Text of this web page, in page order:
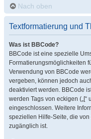
Nach oben
Textformatierung und
Was ist BBCode?
BBCode ist eine spezielle
Formatierungsmöglichkeiten
Verwendung von BBCode
vergeben, können jedoch
deaktiviert werden. BBCode
werden Tags von eckigen („[“
eingeschlossen. Weitere
speziellen Hilfe-Seite, die
zugänglich ist.